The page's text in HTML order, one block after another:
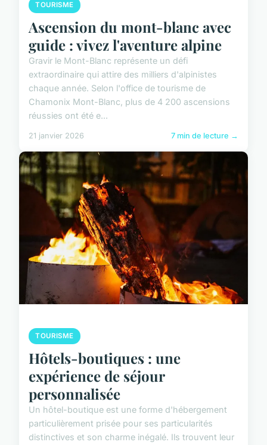
TOURISME
Ascension du mont-blanc avec
guide : vivez l'aventure alpine
Gravir le Mont-Blanc représente un défi
extraordinaire qui attire des milliers d'alpinistes
chaque année. Selon l'office de tourisme de
Chamonix Mont-Blanc, plus de 4 200 ascensions
réussies ont été e...
21 janvier 2026 7 min de lecture →
TOURISME
Hôtels-boutiques : une
expérience de séjour
personnalisée
Un hôtel-boutique est une forme d'hébergement
particulièrement prisée pour ses particularités
distinctives et son charme inégalé. Ils trouvent leur